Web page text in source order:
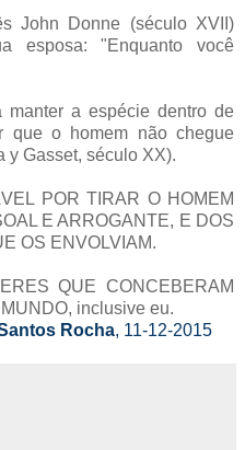
John Donne (século XVII)
esposa: "Enquanto você
manter a espécie dentro de
que o homem não chegue
y Gasset, século XX).
POR TIRAR O HOMEM
E ARROGANTE, E DOS
OS ENVOLVIAM.
QUE CONCEBERAM
inclusive eu.
Rocha, 11-12-2015